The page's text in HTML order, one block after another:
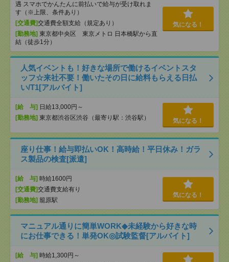
遇 スマホでかんたんに前払いで給与が受け取れま
す（※上限、条件あり）
[交通費]交通費全額支給（規定あり）
[勤務地] 東京都中央区 東京メトロ 日本橋駅から直
結（徒歩1分）
気になる！
人気イベントも！好きな場所で働けるイベントスタ
ッフ☆来社不要！働いたその日に給料もらえる日払
い/T1[アルバイト]
[給 与] 日給13,000円～
[勤務地] 東京都渋谷区渋谷（最寄り駅：渋谷駅） 気になる！
座り仕事！給与即払いOK！高時給！平日休み！ガラ
ス製品の検査[派遣]
[給 与] 時給1600円
[交通費]交通費支給有り
[勤務地] 籠原駅
気になる！
マニュアル通りに簡単WORK◆未経験から好きな時
にお仕事できる！単発OK◎試験監督[アルバイト]
[給 与] 時給1,300円～